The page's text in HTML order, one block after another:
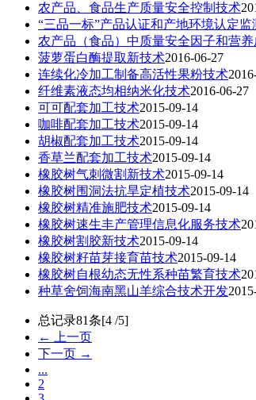
农产品、食品生产质量安全控制技术
“三品一标”产品认证和产地环境认定监
农产品（食品）中质量安全因子和营
菠萝蛋白酶提取新技术2016-06-27
连续化冷加工制备高活性果粉技术
纤维素液态均相纳米化技术2016-06-27
可可配套加工技术2015-09-14
咖啡配套加工技术2015-09-14
胡椒配套加工技术2015-09-14
香草兰配套加工技术2015-09-14
橡胶树气刺微割新技术2015-09-14
橡胶树围洞法抗旱定植技术2015-09-14
橡胶树精准施肥技术2015-09-14
橡胶树速生丰产管理信息化服务技术
橡胶树割胶新技术2015-09-14
橡胶树籽苗芽接育苗技术2015-09-14
橡胶树自根幼态无性系种苗繁育技术
种草舍饲海南黑山羊综合技术开发
总记录81条[4 /5]
← 上一页
下一页 →
...
2